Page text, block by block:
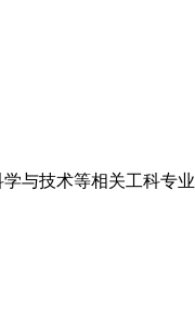
与技术等相关工科专业